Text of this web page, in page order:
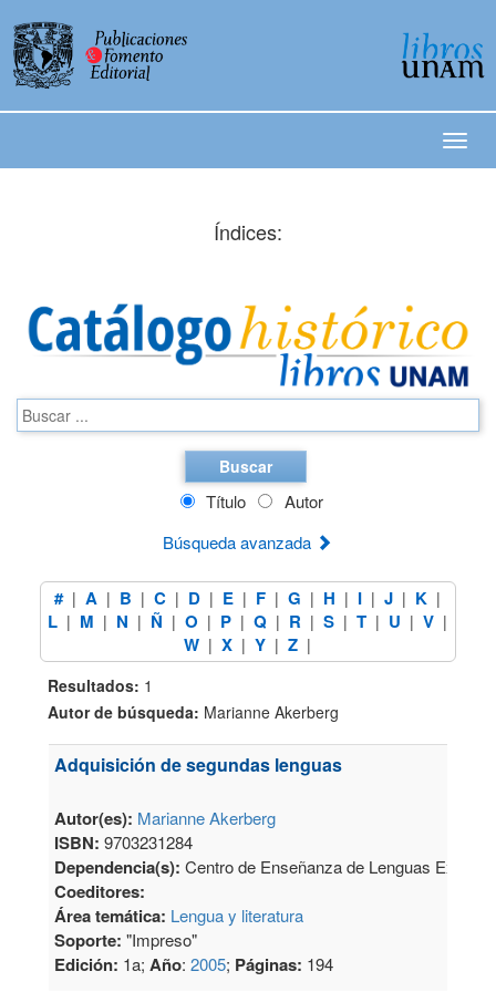
Índices:
Buscar
Título
Autor
Búsqueda avanzada
# | A | B | C | D | E | F | G | H | I | J | K |
L | M | N | Ñ | O | P | Q | R | S | T | U | V |
W | X | Y | Z |
Resultados: 1
Autor de búsqueda: Marianne Akerberg
Adquisición de segundas lenguas
Autor(es): Marianne Akerberg
ISBN: 9703231284
Dependencia(s): Centro de Enseñanza de Lenguas
Coeditores:
Área temática: Lengua y literatura
Soporte: "Impreso"
Edición: 1a; Año: 2005; Páginas: 194